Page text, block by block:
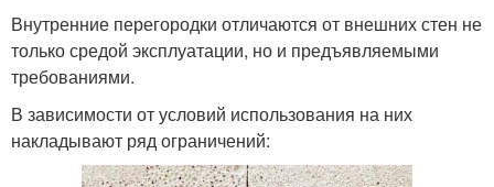
Внутренние перегородки отличаются от внешних стен не
только средой эксплуатации, но и предъявляемыми
требованиями.
В зависимости от условий использования на них
накладывают ряд ограничений: